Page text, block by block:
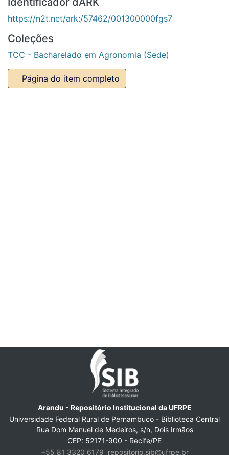
Coleções
Página do item completo
Arandu - Repositório Institucional da UFRPE
Universidade Federal Rural de Pernambuco - Biblioteca Central
Rua Dom Manuel de Medeiros, s/n, Dois Irmãos
CEP: 52171-900 - Recife/PE
+55 81 3320 6179
repositorio.sib@ufrpe.br